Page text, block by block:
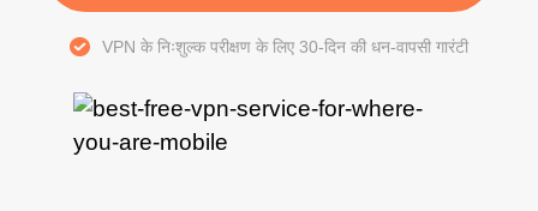
VPN के निःशुल्क परीक्षण के लिए 30-दिन की धन-वापसी गारंटी